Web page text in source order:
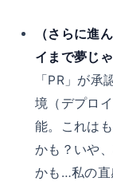
（さらに進
イまで夢じゃ
「PR」が
境（デプロ
能。これは
かも？いや
かも…私の直